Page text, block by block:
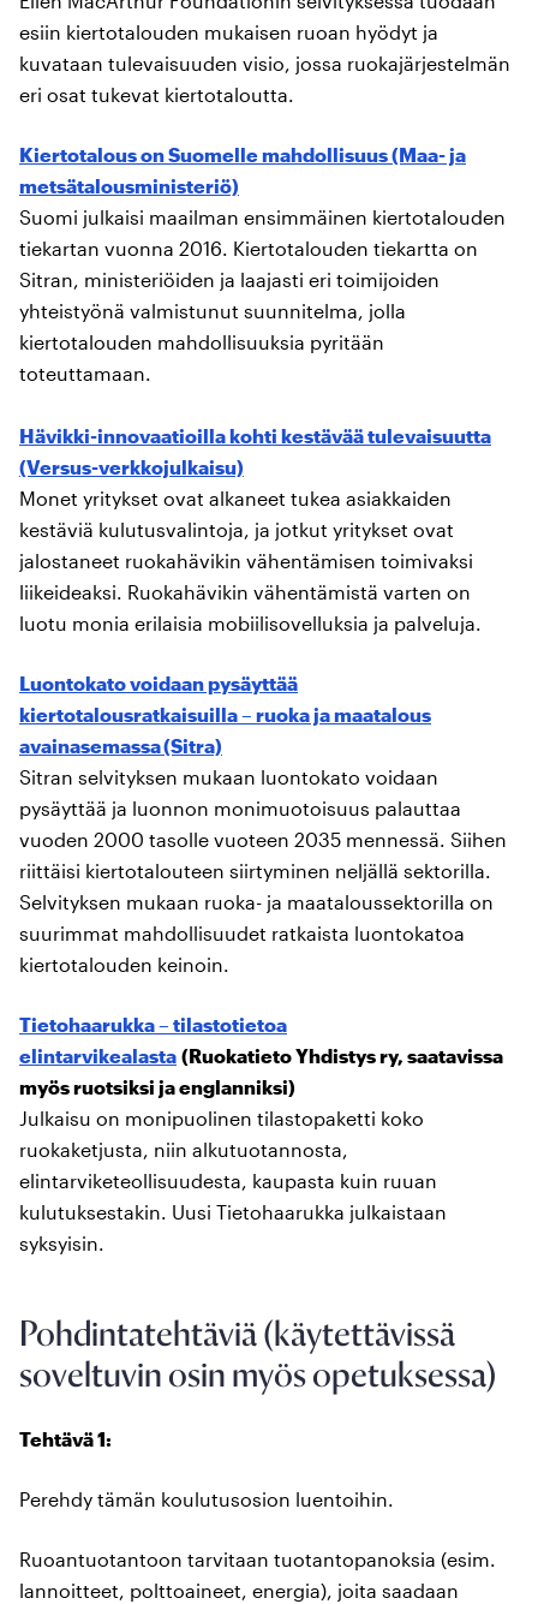
esiin kiertotalouden mukaisen ruoan hyödyt ja
kuvataan tulevaisuuden visio, jossa ruokajärjestelmän
eri osat tukevat kiertotaloutta.
Kiertotalous on Suomelle mahdollisuus (Maa- ja
metsätalousministeriö)
Suomi julkaisi maailman ensimmäinen kiertotalouden
tiekartan vuonna 2016. Kiertotalouden tiekartta on
Sitran, ministeriöiden ja laajasti eri toimijoiden
yhteistyönä valmistunut suunnitelma, jolla
kiertotalouden mahdollisuuksia pyritään
toteuttamaan.
Hävikki-innovaatioilla kohti kestävää tulevaisuutta
(Versus-verkkojulkaisu)
Monet yritykset ovat alkaneet tukea asiakkaiden
kestäviä kulutusvalintoja, ja jotkut yritykset ovat
jalostaneet ruokahävikin vähentämisen toimivaksi
liikeideaksi. Ruokahävikin vähentämistä varten on
luotu monia erilaisia mobiilisovelluksia ja palveluja.
Luontokato voidaan pysäyttää
kiertotalousratkaisuilla – ruoka ja maatalous
avainasemassa (Sitra)
Sitran selvityksen mukaan luontokato voidaan
pysäyttää ja luonnon monimuotoisuus palauttaa
vuoden 2000 tasolle vuoteen 2035 mennessä. Siihen
riittäisi kiertotalouteen siirtyminen neljällä sektorilla.
Selvityksen mukaan ruoka- ja maataloussektorilla on
suurimmat mahdollisuudet ratkaista luontokatoa
kiertotalouden keinoin.
Tietohaarukka – tilastotietoa
elintarvikealasta (Ruokatieto Yhdistys ry, saatavissa
myös ruotsiksi ja englanniksi)
Julkaisu on monipuolinen tilastopaketti koko
ruokaketjusta, niin alkutuotannosta,
elintarviketeollisuudesta, kaupasta kuin ruuan
kulutuksestakin. Uusi Tietohaarukka julkaistaan
syksyisin.
Pohdintatehtäviä (käytettävissä
soveltuvin osin myös opetuksessa)
Tehtävä 1:
Perehdy tämän koulutusosion luentoihin.
Ruoantuotantoon tarvitaan tuotantopanoksia (esim.
lannoitteet, polttoaineet, energia), joita saadaan